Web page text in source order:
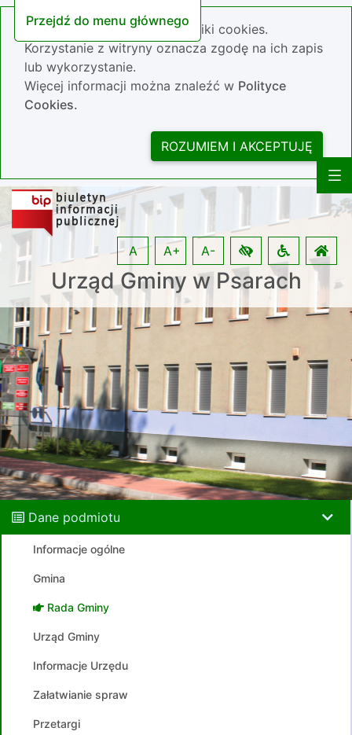
Przejdź do menu głównego
Nasza strona wykorzystuje pliki cookies.
Korzystanie z witryny oznacza zgodę na ich zapis
lub wykorzystanie.
Więcej informacji można znaleźć w Polityce
Cookies.
ROZUMIEM I AKCEPTUJĘ
Urząd Gminy w Psarach
A A+ A-
Dane podmiotu
Informacje ogólne
Gmina
Rada Gminy
Urząd Gminy
Informacje Urzędu
Załatwianie spraw
Przetargi